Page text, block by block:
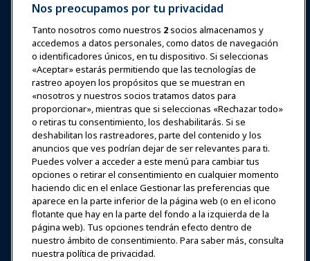
Iniciar sesión Únete ahora
Premios Carreras
Contacto
Expos y Eventos
Noticias y Funworld
Educación
Seguridad y protección
Defensa
Nos preocupamos por tu privacidad
Tanto nosotros como nuestros 2socios almacenamos y
accedemos a datos personales, como datos de navegación
o identificadores únicos, en tu dispositivo. Si seleccionas
«Aceptar» estarás permitiendo que las tecnologías de
rastreo apoyen los propósitos que se muestran en
«nosotros y nuestros socios tratamos datos para
proporcionar», mientras que si seleccionas «Rechazar todo»
o retiras tu consentimiento, los deshabilitarás. Si se
deshabilitan los rastreadores, parte del contenido y los
anuncios que ves podrían dejar de ser relevantes para ti.
Puedes volver a acceder a este menú para cambiar tus
opciones o retirar el consentimiento en cualquier momento
haciendo clic en el enlace Gestionar las preferencias que
aparece en la parte inferior de la página web (o en el icono
flotante que hay en la parte del fondo a la izquierda de la
página web). Tus opciones tendrán efecto dentro de
nuestro ámbito de consentimiento. Para saber más, consulta
nuestra política de privacidad.